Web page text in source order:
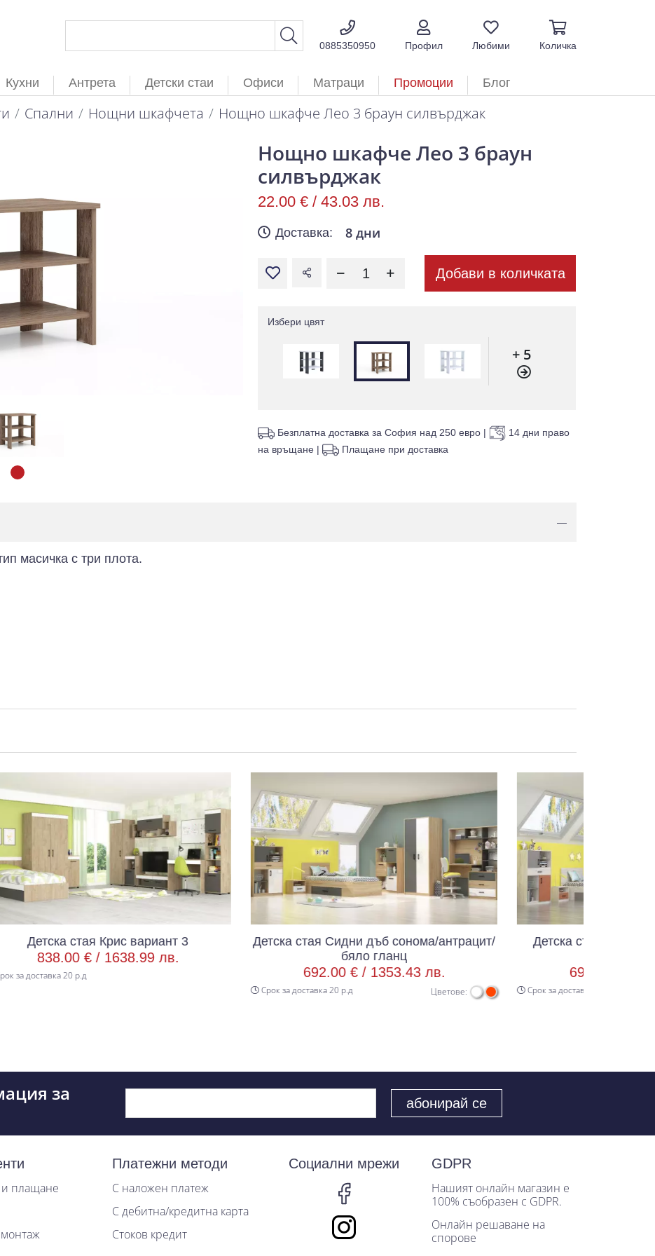
0885350950 Профил Любими Количка
Кухни Антрета Детски стаи Офиси Матраци Промоции Блог
Спални Нощни шкафчета Нощно шкафче Лео 3 браун силвърджак
Нощно шкафче Лео 3 браун
силвърджак
22.00 € /43.03 лв.
Доставка: 8 дни
Добави в количката
Избери цвят
+ 5
Безплатна доставка за София над 250 евро |
14 дни право
на връщане | Плащане при доставка
—
масичка с три плота.
Крис вариант 3
1638.99 лв.
Детска стая Сидни дъб сонома/антрацит/
1353.43 лв.
Срок за доставка 20 р.д Цветове:
Детска стая Сидни дъб бланко/сиво/
1353.43 лв.
Срок за доставка 20 р.д
за
и плащане
Платежни методи
С наложен платеж
С дебитна/кредитна карта
Стоков кредит
Социални мрежи
GDPR
Нашият онлайн магазин е
100% съобразен с GDPR.
Онлайн решаване на
спорове